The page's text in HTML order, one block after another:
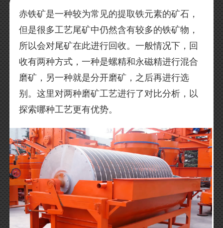
赤铁矿是一种较为常见的提取铁元素的矿石，
但是很多工艺尾矿中仍然含有较多的铁矿物，
所以会对尾矿在此进行回收。一般情况下，回
收有两种方式，一种是螺精和永磁精进行混合
磨矿，另一种就是分开磨矿，之后再进行选
别。这里对两种磨矿工艺进行了对比分析，以
探索哪种工艺更有优势。